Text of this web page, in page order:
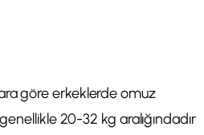
göre erkeklerde omuz
20-32 kg aralığındadır